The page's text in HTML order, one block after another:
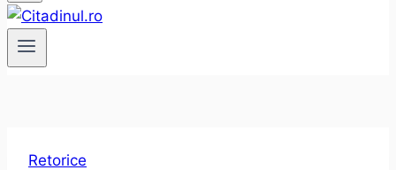
Retorice